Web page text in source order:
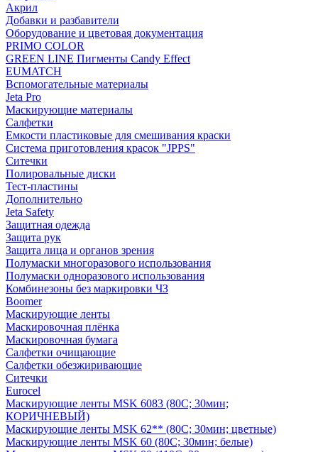
Акрил
Добавки и разбавители
Оборудование и цветовая документация
PRIMO COLOR
GREEN LINE Пигменты Candy Effect
EUMATCH
Вспомогательные материалы
Jeta Pro
Маскирующие материалы
Салфетки
Емкости пластиковые для смешивания краски
Система приготовления красок "JPPS"
Ситечки
Полировальные диски
Тест-пластины
Дополнительно
Jeta Safety
Защитная одежда
Защита рук
Защита лица и органов зрения
Полумаски многоразового использования
Полумаски одноразового использования
Комбинезоны без маркировки ЧЗ
Boomer
Маскирующие ленты
Маскировочная плёнка
Маскировочная бумага
Салфетки очищающие
Салфетки обезжиривающие
Ситечки
Euroсel
Маскирующие ленты MSK 6083 (80С; 30мин;
КОРИЧНЕВЫЙ)
Маскирующие ленты MSK 62** (80С; 30мин; цветные)
Маскирующие ленты MSK 60 (80С; 30мин; белые)